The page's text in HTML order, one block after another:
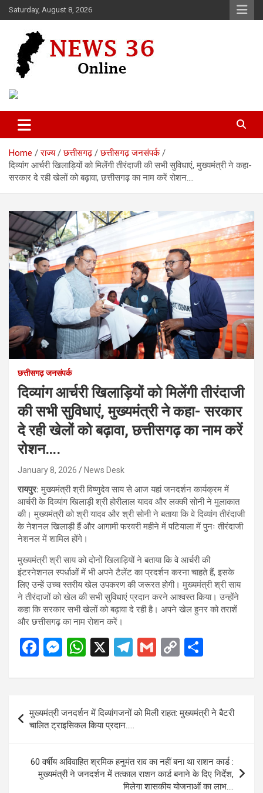
Skip
to
Saturday, August 8, 2026
News 36
Home राज्य छत्तीसगढ़
छत्तीसगढ़ जनसंपर्क
दिव्यांग आर्चरी खिलाड़ियों को मिलेंगी तीरंदाजी की सभी सुविधाएं, मुख्यमंत्री ने कहा-
सरकार दे रही खेलों को बढ़ावा, छत्तीसगढ़ का नाम करें रोशन….
छत्तीसगढ़ जनसंपर्क
दिव्यांग आर्चरी खिलाड़ियों को मिलेंगी तीरंदाजी
की सभी सुविधाएं, मुख्यमंत्री ने कहा- सरकार
दे रही खेलों को बढ़ावा, छत्तीसगढ़ का नाम करें
रोशन….
January 8, 2026 News Desk
रायपुर:मुख्यमंत्री श्री विष्णुदेव साय से आज यहां जनदर्शन कार्यक्रम में
आर्चरी के दिव्यांग खिलाड़ी श्री होरीलाल यादव और लक्की सोनी ने मुलाकात
की। मुख्यमंत्री को श्री यादव और श्री सोनी ने बताया कि वे दिव्यांग तीरंदाजी
के नेशनल खिलाड़ी हैं और आगामी फरवरी महीने में पटियाला में पुनः तीरंदाजी
नेशनल में शामिल होंगे।
मुख्यमंत्री श्री साय को दोनों खिलाड़ियों ने बताया कि वे आर्चरी की
इंटरनेशनल स्पर्धाओं में भी अपने टैलेंट का प्रदर्शन करना चाहते हैं, इसके
लिए उन्हें उच्च स्तरीय खेल उपकरण की जरूरत होगी। मुख्यमंत्री श्री साय
ने तीरंदाजों को खेल की सभी सुविधाएं प्रदान करने आश्वस्त किया। उन्होंने
कहा कि सरकार सभी खेलों को बढ़ावा दे रही है। अपने खेल हुनर को तराशें
और छत्तीसगढ़ का नाम रोशन करें।
F
ce
b
o
o
k
M
se
g
er
W
at
s
A
p
p
X
T
e
gr
a
m
G
ail
C
py
n
k
ar
e
navigation
मुख्यमंत्री जनदर्शन में दिव्यांगजनों को मिली राहत: मुख्यमंत्री ने बैटरी
चालित ट्राइसिकल किया प्रदान…..
60 वर्षीय अविवाहित श्रमिक हनुमंत राव का नहीं बना था राशन कार्ड :
मुख्यमंत्री ने जनदर्शन में तत्काल राशन कार्ड बनाने के दिए निर्देश,
मिलेगा शासकीय योजनाओं का लाभ….